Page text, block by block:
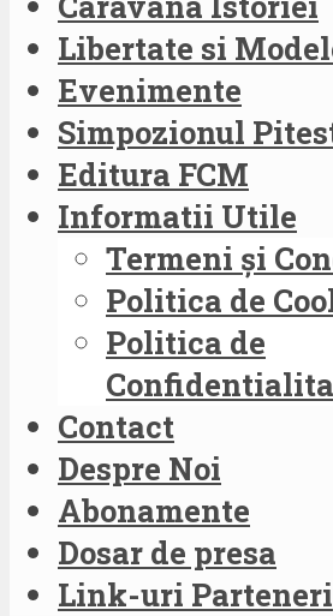
Libertate si
Evenimente
Simpozionul
Editura FCM
Informatii Utile
Termeni și
Politica de
Politica de
Contact
Despre Noi
Abonamente
Dosar de presa
Link-uri Parteneri